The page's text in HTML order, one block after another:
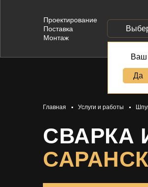
Проектирование
Поставка
Монтаж
Ваш
Да
Главная Услуги и работы
СВАРКА